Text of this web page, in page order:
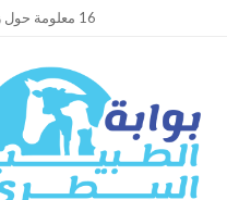
16 معلومة حول زيارة وفد الهيئة العربية للإستثمار والإنماء الزراعي إلي السعودية